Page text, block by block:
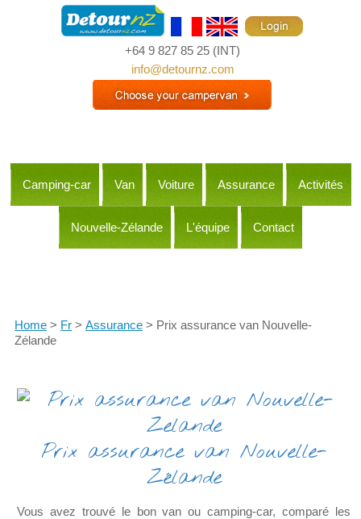
+64 9 827 85 25 (INT)
info@detournz.com
Camping-car Van Voiture Assurance Activités
Nouvelle-Zélande L'équipe Contact
Home > Fr > Assurance > Prix assurance van Nouvelle-
Zélande
Prix assurance van Nouvelle-
Zélande
Vous avez trouvé le bon van ou camping-car, comparé les